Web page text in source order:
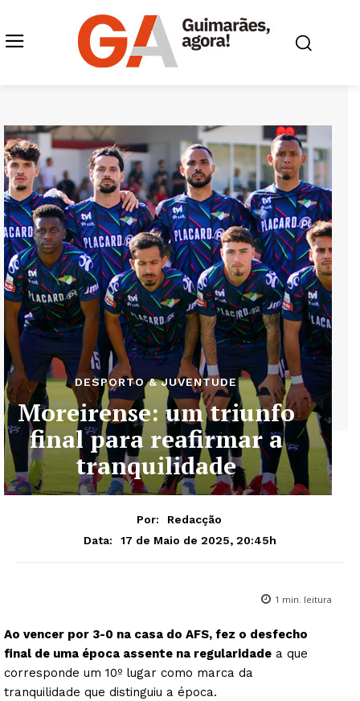
DESPORTO & JUVENTUDE
Moreirense: um triunfo
final para reafirmar a
tranquilidade
Por:
Redacção
Data:
17 de Maio de 2025, 20:45h
1 min. leitura
Ao vencer por 3-0 na casa do AFS, fez o desfecho
final de uma época assente na regularidade a que
corresponde um 10º lugar como marca da
tranquilidade que distinguiu a época.